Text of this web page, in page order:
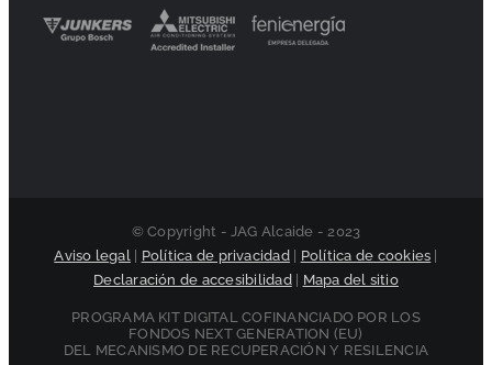
© Copyright - JAG Alcaide - 2023
Aviso legal| Política de privacidad| Política de cookies
Declaración de accesibilidad| Mapa del sitio
PROGRAMA KIT DIGITAL COFINANCIADO POR LOS
FONDOS NEXT GENERATION (EU)
DEL MECANISMO DE RECUPERACIÓN Y RESILENCIA